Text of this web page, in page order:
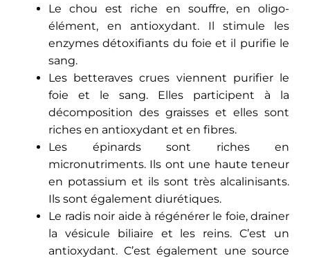
Le chou est riche en souffre, en oligo-
élément, en antioxydant. Il stimule les
enzymes détoxifiants du foie et il purifie le
sang.
Les betteraves crues viennent purifier le
foie et le sang. Elles participent à la
décomposition des graisses et elles sont
riches en antioxydant et en fibres.
Les épinards sont riches en
micronutriments. Ils ont une haute teneur
en potassium et ils sont très alcalinisants.
Ils sont également diurétiques.
Le radis noir aide à régénérer le foie, drainer
la vésicule biliaire et les reins. C’est un
antioxydant. C’est également une source